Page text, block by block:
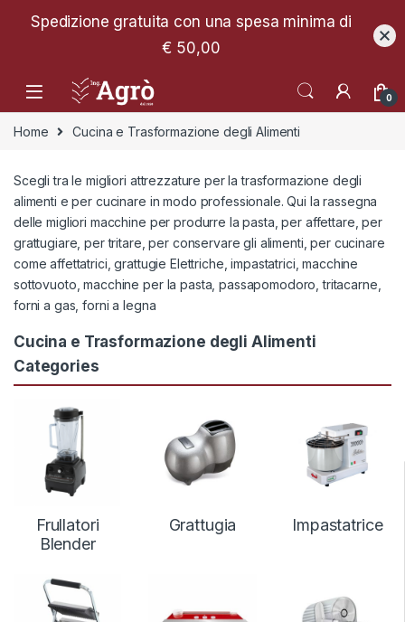
0
Home Cucina e Trasformazione degli Alimenti
Scegli tra le migliori attrezzature per la trasformazione degli
alimenti e per cucinare in modo professionale. Qui la rassegna
delle migliori macchine per produrre la pasta, per affettare, per
grattugiare, per tritare, per conservare gli alimenti, per cucinare
come affettatrici, grattugie Elettriche, impastatrici, macchine
sottovuoto, macchine per la pasta, passapomodoro, tritacarne,
forni a gas, forni a legna
Cucina e Trasformazione degli Alimenti
Categories
Frullatori
Blender
Grattugia Impastatrice
Spedizione gratuita con una spesa minima di
€ 50,00